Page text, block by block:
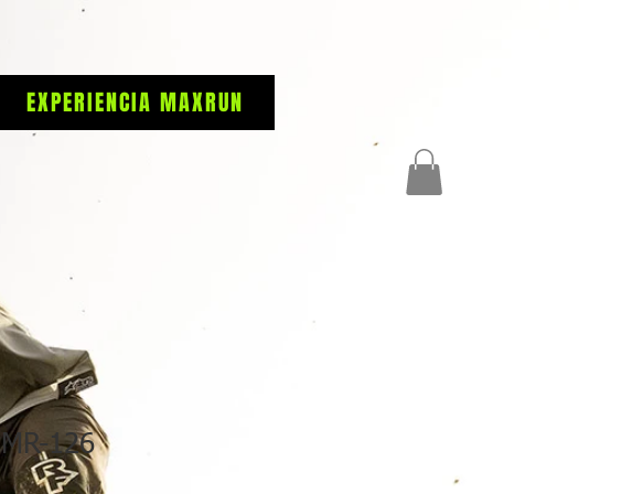
EXPERIENCIA MAXRUN
MR-126